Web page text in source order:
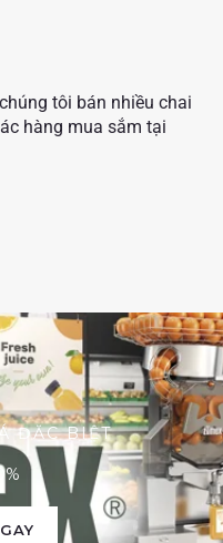
tôi bán nhiều chai
hàng mua sắm tại
ĐẶC BIỆT